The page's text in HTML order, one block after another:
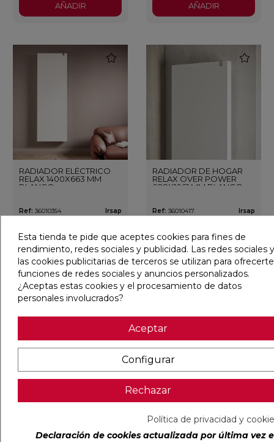
AÑADIR AÑADIR
RADIADOR ELÉCTRICO
RELAX 1400X663 MM
BLANCO
Ref: 36010354 Irsap
AÑADIR
RADIADOR DE HOGAR
RELAX OVER POWER
688X1061 MM BLANCO
Ref: 36010417 Irsap
AÑADIR
MM BLANCO
favorite
RADIADOR DE HOGAR
SAX HORIZONTAL
500X1120 MM BLANCO
Esta tienda te pide que aceptes cookies para fines de
rendimiento, redes sociales y publicidad. Las redes sociales y
las cookies publicitarias de terceros se utilizan para ofrecerte
funciones de redes sociales y anuncios personalizados.
¿Aceptas estas cookies y el procesamiento de datos
personales involucrados?
Aceptar
Configurar
Rechazar
Política de privacidad y
Declaración de cookies actualizada por última vez